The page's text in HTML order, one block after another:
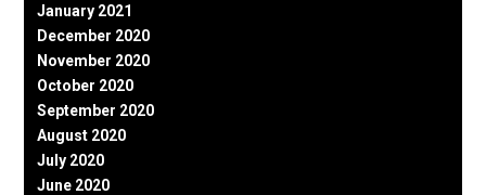
January 2021
December 2020
November 2020
October 2020
September 2020
August 2020
July 2020
June 2020